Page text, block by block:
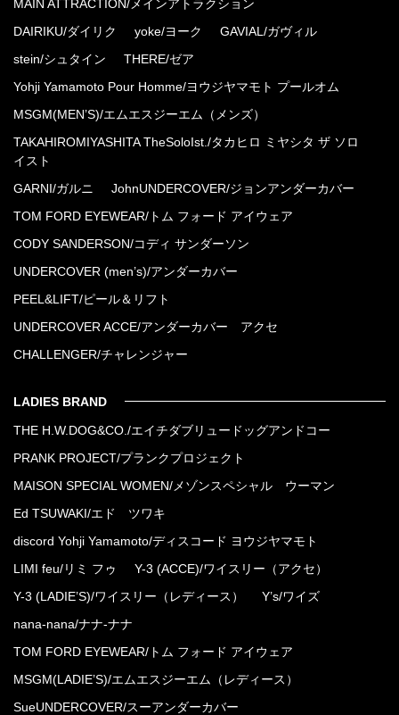
MAIN ATTRACTION/メインアトラクション
DAIRIKU/ダイリク yoke/ヨーク GAVIAL/ガヴィル
stein/シュタイン THERE/ゼア
Yohji Yamamoto Pour Homme/ヨウジヤマモト プールオム
MSGM(MEN’S)/エムエスジーエム（メンズ）
TAKAHIROMIYASHITA TheSoloIst./タカヒロ ミヤシタ ザ ソロ
イスト
GARNI/ガルニ JohnUNDERCOVER/ジョンアンダーカバー
TOM FORD EYEWEAR/トム フォード アイウェア
CODY SANDERSON/コディ サンダーソン
UNDERCOVER (men’s)/アンダーカバー
PEEL&LIFT/ピール＆リフト
UNDERCOVER ACCE/アンダーカバー アクセ
CHALLENGER/チャレンジャー
LADIES BRAND
THE H.W.DOG&CO./エイチダブリュードッグアンドコー
PRANK PROJECT/プランクプロジェクト
MAISON SPECIAL WOMEN/メゾンスペシャル ウーマン
Ed TSUWAKI/エド ツワキ
discord Yohji Yamamoto/ディスコード ヨウジヤマモト
LIMI feu/リミ フゥ Y-3 (ACCE)/ワイスリー（アクセ）
Y-3 (LADIE’S)/ワイスリー（レディース） Y’s/ワイズ
nana-nana/ナナ-ナナ
TOM FORD EYEWEAR/トム フォード アイウェア
MSGM(LADIE’S)/エムエスジーエム（レディース）
SueUNDERCOVER/スーアンダーカバー